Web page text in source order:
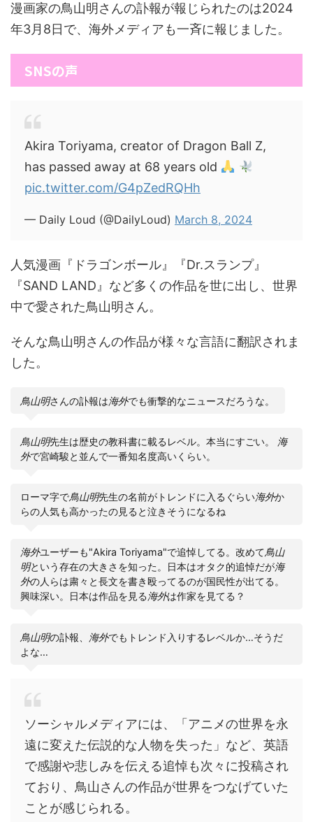
漫画家の鳥山明さんの訃報が報じられたのは2024
年3月8日で、海外メディアも一斉に報じました。
SNSの声
Akira Toriyama, creator of Dragon Ball Z,
has passed away at 68 years old
pic.twitter.com/G4pZedRQHh
— Daily Loud (@DailyLoud) March 8, 2024
人気漫画『ドラゴンボール』『Dr.スランプ』
『SAND LAND』など多くの作品を世に出し、世界
中で愛された鳥山明さん。
そんな鳥山明さんの作品が様々な言語に翻訳されま
した。
鳥山明さんの訃報は海外でも衝撃的なニュースだろうな。
鳥山明先生は歴史の教科書に載るレベル。本当にすごい。 海
外で宮崎駿と並んで一番知名度高いくらい。
ローマ字で鳥山明先生の名前がトレンドに入るぐらい海外か
らの人気も高かったの見ると泣きそうになるね
海外ユーザーも"Akira Toriyama"で追悼してる。改めて鳥山
明という存在の大きさを知った。日本はオタク的追悼だが海
外の人らは粛々と長文を書き殴ってるのが国民性が出てる。
興味深い。日本は作品を見る 海外は作家を見てる？
鳥山明の訃報、 海外でもトレンド入りするレベルか…そうだ
よな…
ソーシャルメディアには、「アニメの世界を永
遠に変えた伝説的な人物を失った」など、英語
で感謝や悲しみを伝える追悼も次々に投稿され
ており、鳥山さんの作品が世界をつなげていた
ことが感じられる。